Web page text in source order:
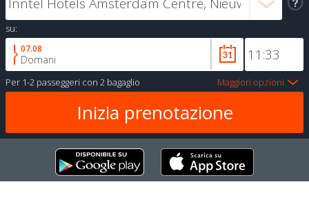
su:
07.08
Domani
Per 1-2 passeggeri con 2 bagaglio Maggiori opzioni